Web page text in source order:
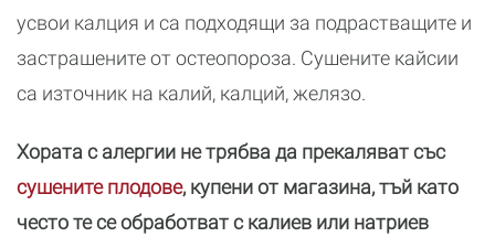
усвои калция и са подходящи за подрастващите и
застрашените от остеопороза. Сушените кайсии
са източник на калий, калций, желязо.
Хората с алергии не трябва да прекаляват със
сушените плодове, купени от магазина, тъй като
често те се обработват с калиев или натриев